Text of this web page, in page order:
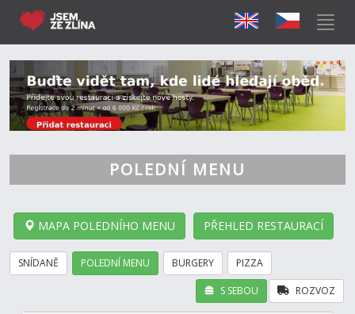
POLEDNÍ MENU
MAPA POLEDNÍHO MENU PŘEHLED RESTAURACÍ
SNÍDANĚ POLEDNÍ MENU BURGERY PIZZA
ROZVOZ
S SEBOU